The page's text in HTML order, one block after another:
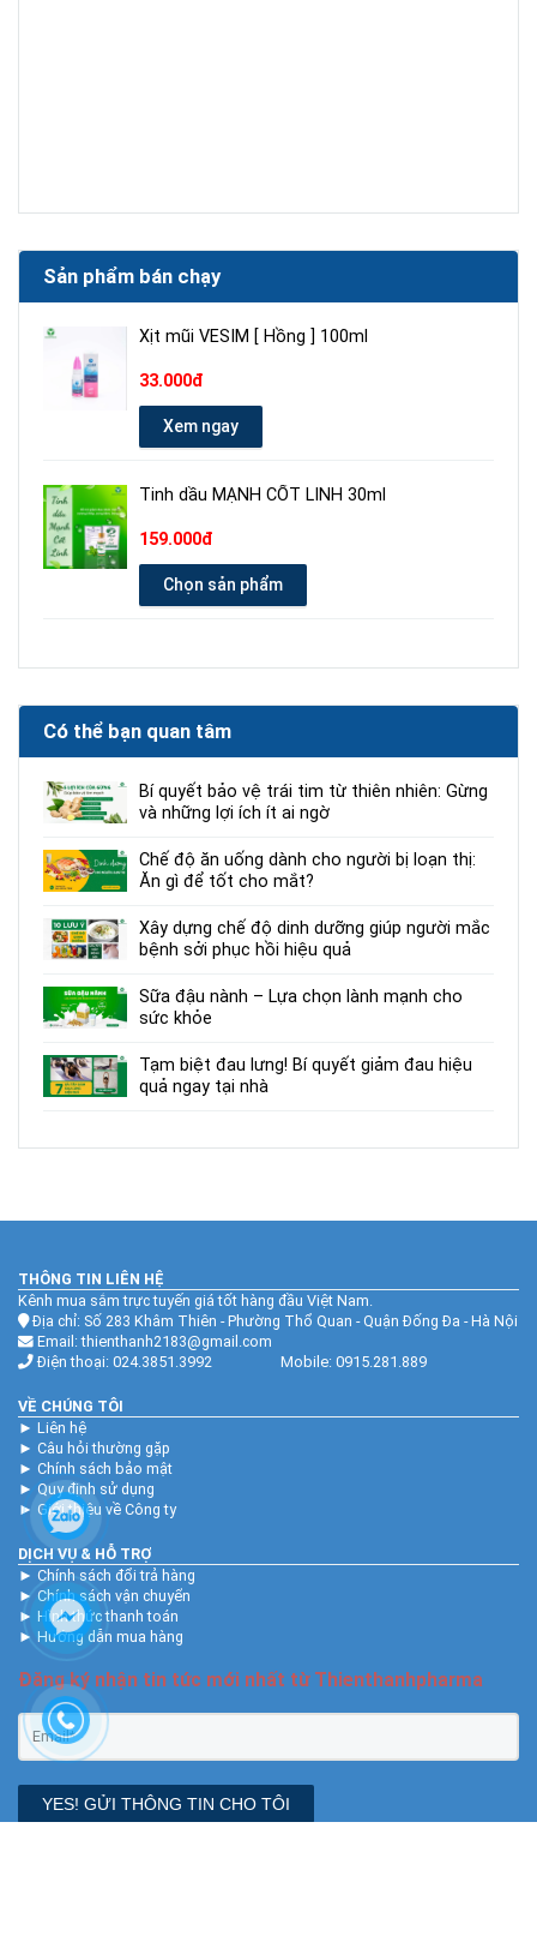
Sản phẩm bán chạy
Xịt mũi VESIM [ Hồng ] 100ml
33.000đ
Xem ngay
Tinh dầu MẠNH CỐT LINH 30ml
159.000đ
Chọn sản phẩm
Có thể bạn quan tâm
Bí quyết bảo vệ trái tim từ thiên nhiên: Gừng
và những lợi ích ít ai ngờ
Chế độ ăn uống dành cho người bị loạn thị:
Ăn gì để tốt cho mắt?
Xây dựng chế độ dinh dưỡng giúp người mắc
bệnh sởi phục hồi hiệu quả
Sữa đậu nành – Lựa chọn lành mạnh cho
sức khỏe
Tạm biệt đau lưng! Bí quyết giảm đau hiệu
quả ngay tại nhà
THÔNG TIN LIÊN HỆ
Kênh mua sắm trực tuyến giá tốt hàng đầu Việt Nam.
Địa chỉ: Số 283 Khâm Thiên - Phường Thổ Quan - Quận Đống Đa - Hà Nội
Email: thienthanh2183@gmail.com
Điện thoại: 024.3851.3992 Mobile: 0915.281.889
VỀ CHÚNG TÔI
► Liên hệ
► Câu hỏi thường gặp
► Chính sách bảo mật
► Quy định sử dụng
► Giới thiệu về Công ty
DỊCH VỤ & HỖ TRỢ
► Chính sách đổi trả hàng
► Chính sách vận chuyển
► Hình thức thanh toán
► Hướng dẫn mua hàng
Đăng ký nhận tin tức mới nhất từ Thienthanhpharma
YES! GỬI THÔNG TIN CHO TÔI